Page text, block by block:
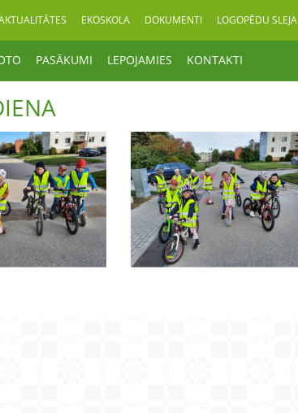
EKOSKOLA DOKUMENTI LOGOPĒDU SLEJA
PASĀKUMI LEPOJAMIES KONTAKTI